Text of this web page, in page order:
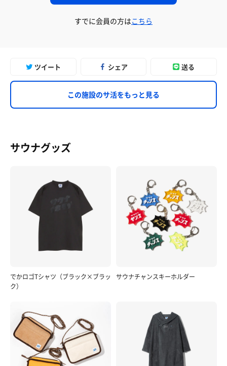
すでに会員の方はこちら
ツイート シェア 送る
この施設のサ活をもっと見る
サウナグッズ
でかロゴTシャツ（ブラック×ブラッ
ク）
サウナチャンスキーホルダー